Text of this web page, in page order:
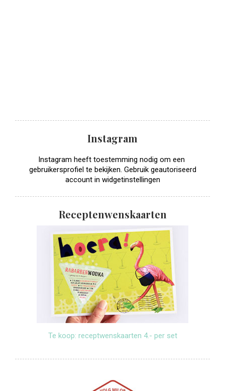
Instagram
Instagram heeft toestemming nodig om een ​​
gebruikersprofiel te bekijken. Gebruik geautoriseerd
account in widgetinstellingen
Receptenwenskaarten
Te koop: receptwenskaarten 4.- per set